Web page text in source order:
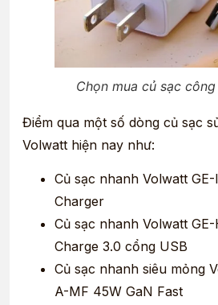
Chọn mua củ sạc
Điểm qua một số dòng củ sạc
Volwatt hiện nay như:
Củ sạc nhanh Volwatt
Charger
Củ sạc nhanh Volwatt
Charge 3.0 cổng USB
Củ sạc nhanh siêu mỏng
A-MF 45W GaN Fast